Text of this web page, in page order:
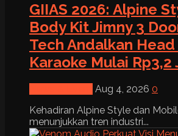
GIIAS 2026: Alpine
Body Kit Jimny 3
Tech Andalkan
Karaoke Mulai Rp3,2
Aug 4, 2026 0
Kehadiran Alpine Style dan
menunjukkan tren industri...